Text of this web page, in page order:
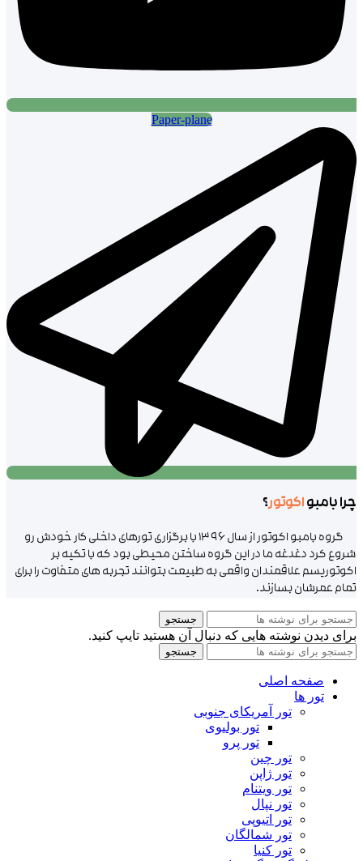
Paper-plane
چرا بامبواکوتور؟
گروه بامبو اکوتور از سال ۱۳۹۶ با برگزاری تورهای داخلی کار خودش رو
شروع کرد دغدغه ما در این گروه ساختن محیطی بود که با تکیه بر
اکوتوریسم علاقمندان واقعی به طبیعت بتوانند تجربه های متفاوت را برای
تمام عمرشان بسازند.
جستجو
برای دیدن نوشته هایی که دنبال آن هستید تایپ کنید.
جستجو
صفحه اصلی
تور ها
تور آمریکای جنوبی
تور بولیوی
تور پرو
تور چین
تور ژاپن
تور ویتنام
تور نپال
تور اتیوپی
تور شمالگان
تور کنیا